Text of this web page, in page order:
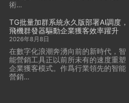
術...
TG批量加群系統永久版部署AI調度，
飛機群發器驅動企業獲客效率躍升
2026年8月8日
在數字化浪潮奔湧向前的新時代，智
能營銷工具正以前所未有的速度重塑
企業獲客模式。作爲行業領先的智能
營銷...